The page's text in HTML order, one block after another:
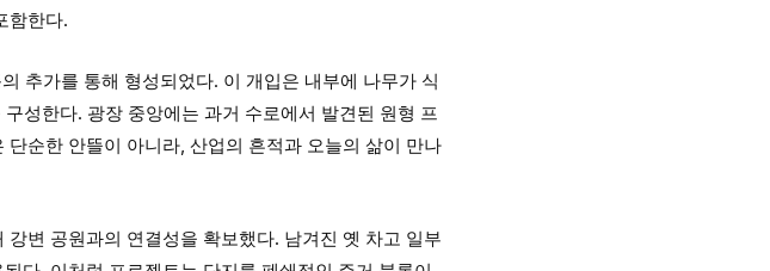
함한다.
추가를 통해 형성되었다. 이 개입은 내부에 나무가 식
성한다. 광장 중앙에는 과거 수로에서 발견된 원형 프
순한 안뜰이 아니라, 산업의 흔적과 오늘의 삶이 만나
변 공원과의 연결성을 확보했다. 남겨진 옛 차고 일부